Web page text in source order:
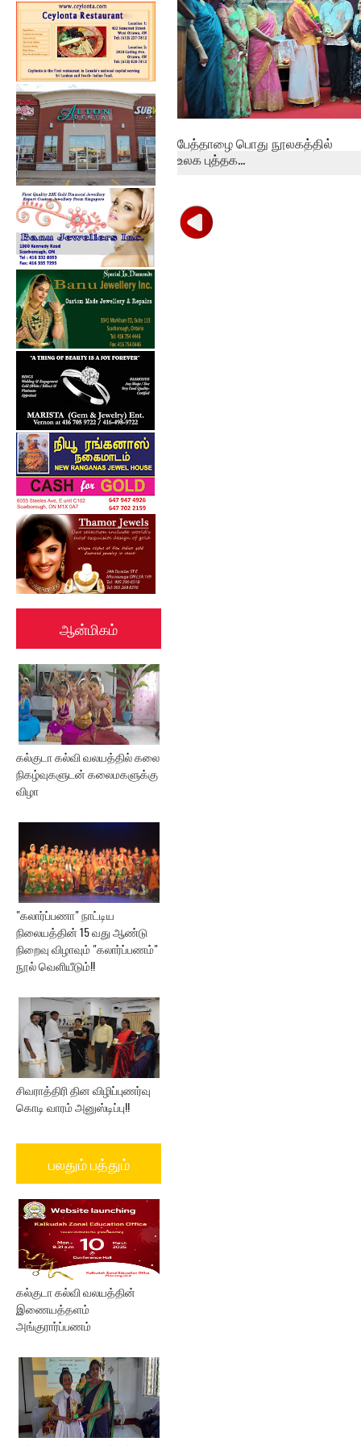
ஆன்மிகம்
கல்குடா கல்வி வலயத்தில் கலை
நிகழ்வுகளுடன் கலைமகளுக்கு
விழா
"கலார்ப்பணா" நாட்டிய
நிலையத்தின் 15 வது ஆண்டு
நிறைவு விழாவும் "கலார்ப்பணம்"
நூல் வெளியீடும்!!
சிவராத்திரி தின விழிப்புணர்வு
கொடி வாரம் அனுஸ்டிப்பு!!
பலதும் பத்தும்
கல்குடா கல்வி வலயத்தின்
இணையத்தளம்
அங்குரார்ப்பணம்
பேத்தாழை பொது நூலகத்தில்
உலக புத்தக...